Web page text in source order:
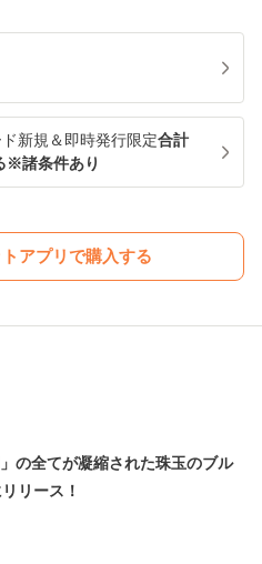
新規＆即時発行限定合計
※諸条件あり
アプリで購入する
の全てが凝縮された珠玉のブル
リース！